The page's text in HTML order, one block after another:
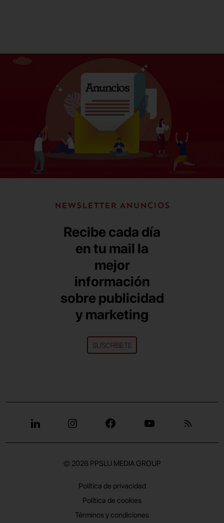
NEWSLETTER ANUNCIOS
Recibe cada día
en tu mail la
mejor
información
sobre publicidad
y marketing
SUSCRÍBETE
© 2026 PPSLU MEDIA GROUP
Política de privacidad
Política de cookies
Términos y condiciones